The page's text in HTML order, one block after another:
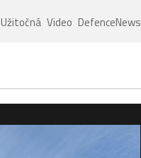
Užitočná Video DefenceNews